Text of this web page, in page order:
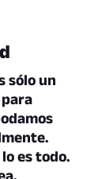
sólo un
es todo.